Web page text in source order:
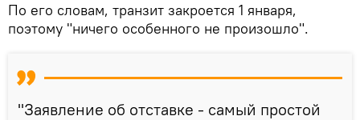
По его словам, транзит закроется 1 января,
поэтому "ничего особенного не произошло".
"Заявление об отставке - самый простой